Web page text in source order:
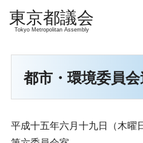
Tokyo Metropolitan Assembly
都市・環境委員
平成十五年六月十九日（木曜